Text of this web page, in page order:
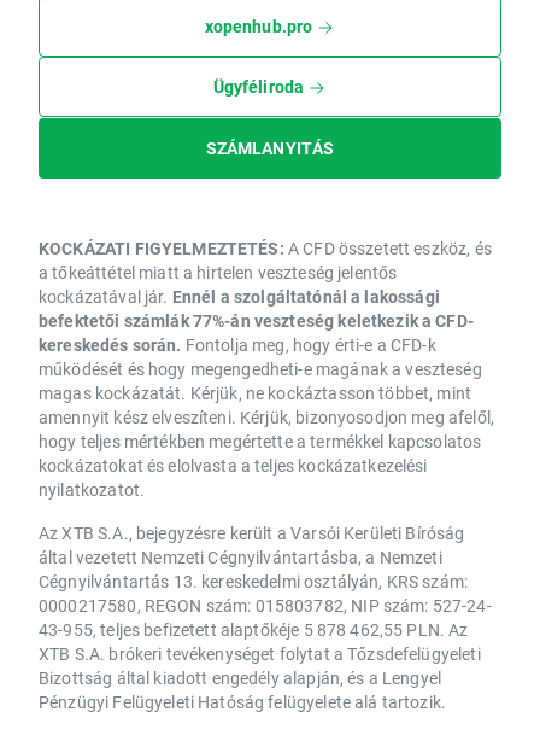
xopenhub.pro
Ügyféliroda
SZÁMLANYITÁS
KOCKÁZATI FIGYELMEZTETÉS: A CFD összetett eszköz, és
a tőkeáttétel miatt a hirtelen veszteség jelentős
kockázatával jár. Ennél a szolgáltatónál a lakossági
befektetői számlák 77%-án veszteség keletkezik a CFD-
kereskedés során. Fontolja meg, hogy érti-e a CFD-k
működését és hogy megengedheti-e magának a veszteség
magas kockázatát. Kérjük, ne kockáztasson többet, mint
amennyit kész elveszíteni. Kérjük, bizonyosodjon meg afelől,
hogy teljes mértékben megértette a termékkel kapcsolatos
kockázatokat és elolvasta a teljes kockázatkezelési
nyilatkozatot.
Az XTB S.A., bejegyzésre került a Varsói Kerületi Bíróság
által vezetett Nemzeti Cégnyilvántartásba, a Nemzeti
Cégnyilvántartás 13. kereskedelmi osztályán, KRS szám:
0000217580, REGON szám: 015803782, NIP szám: 527-24-
43-955, teljes befizetett alaptőkéje 5 878 462,55 PLN. Az
XTB S.A. brókeri tevékenységet folytat a Tőzsdefelügyeleti
Bizottság által kiadott engedély alapján, és a Lengyel
Pénzügyi Felügyeleti Hatóság felügyelete alá tartozik.